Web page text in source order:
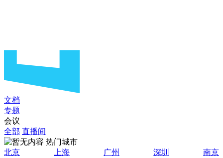
文档
专题
会议
全部 直播间
热门城市
北京
上海 广州 深圳
南京